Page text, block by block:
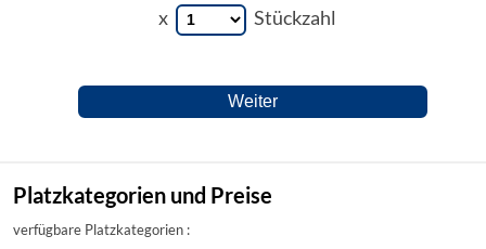
x Stückzahl
Platzkategorien und Preise
verfügbare Platzkategorien :